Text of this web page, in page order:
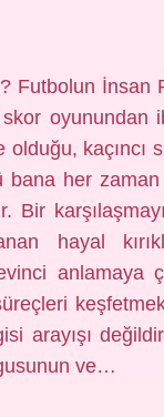
Futbolun
oyunundan
olduğu,
her zaman
Bir
hayal
anlamaya
arayışı
ve…